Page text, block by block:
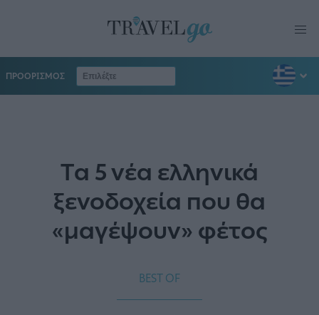
ΠΡΟΟΡΙΣΜΟΣ
Tα 5 νέα ελληνικά
ξενοδοχεία που θα
«μαγέψουν» φέτος
BEST OF